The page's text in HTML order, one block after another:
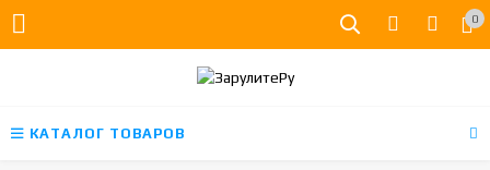
0
КАТАЛОГ ТОВАРОВ